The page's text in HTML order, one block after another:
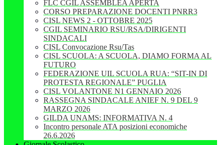
FLC CGIL ASSEMBLEA APERTA
CORSO PREPARAZIONE DOCENTI PNRR3
CISL NEWS 2 - OTTOBRE 2025
CGIL SEMINARIO RSU/RSA/DIRIGENTI
SINDACALI
CISL Convocazione Rsu/Tas
CISL SCUOLA: A SCUOLA, DIAMO FORMA AL
FUTURO
FEDERAZIONE UIL SCUOLA RUA: “SIT-IN DI
PROTESTA REGIONALE” PUGLIA
CISL VOLANTONE N1 GENNAIO 2026
RASSEGNA SINDACALE ANIEF N. 9 DEL 9
MARZO 2026
GILDA UNAMS: INFORMATIVA N. 4
Incontro personale ATA posizioni economiche
26.6.2026